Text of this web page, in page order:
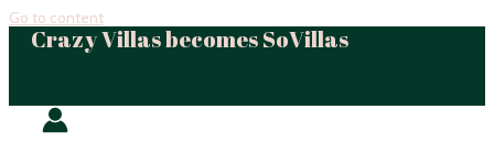
Go to content
Crazy Villas becomes SoVillas